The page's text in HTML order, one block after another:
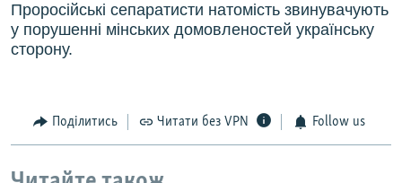
Проросійські сепаратисти натомість звинувачують
у порушенні мінських домовленостей українську
сторону.
Поділитись Читати без VPN Follow us